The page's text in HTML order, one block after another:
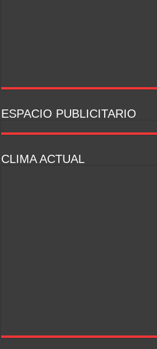
ESPACIO PUBLICITARIO
CLIMA ACTUAL